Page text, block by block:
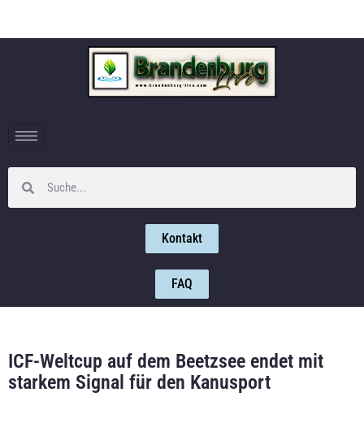
Kontakt
FAQ
ICF-Weltcup auf dem Beetzsee endet mit
starkem Signal für den Kanusport